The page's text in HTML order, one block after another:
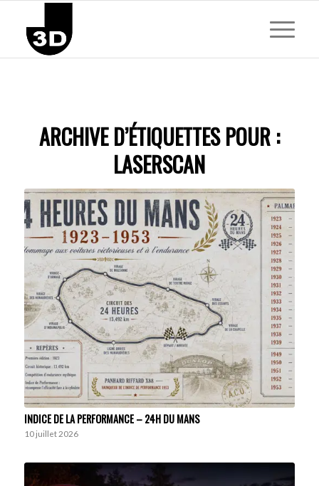
ARCHIVE D’ÉTIQUETTES POUR :
LASERSCAN
INDICE DE LA PERFORMANCE – 24H DU MANS
10 juillet 2026